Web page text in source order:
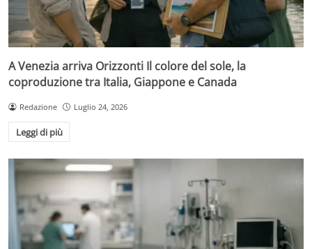
A Venezia arriva Orizzonti Il colore del sole, la
coproduzione tra Italia, Giappone e Canada
Redazione Luglio 24, 2026
Leggi di più